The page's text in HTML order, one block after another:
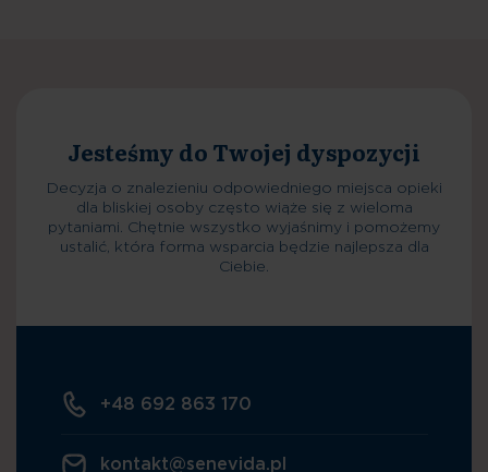
Decyzja o znalezieniu odpowiedniego miejsca opieki
dla bliskiej osoby często wiąże się z wieloma
pytaniami. Chętnie wszystko wyjaśnimy i pomożemy
ustalić, która forma wsparcia będzie najlepsza dla
Ciebie.
+48 692 863 170
kontakt@senevida.pl